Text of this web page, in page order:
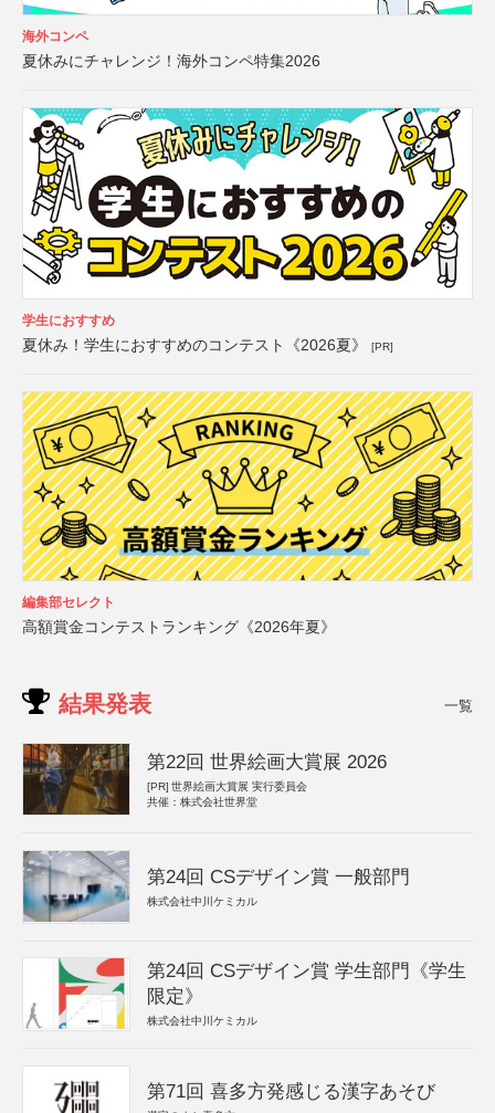
海外コンペ
夏休みにチャレンジ！海外コンペ特集2026
学生におすすめ
夏休み！学生におすすめのコンテスト《2026夏》 [PR]
編集部セレクト
高額賞金コンテストランキング《2026年夏》
結果発表 一覧
第22回 世界絵画大賞展 2026
[PR] 世界絵画大賞展 実行委員会
共催：株式会社世界堂
第24回 CSデザイン賞 一般部門
株式会社中川ケミカル
第24回 CSデザイン賞 学生部門《学生
限定》
株式会社中川ケミカル
第71回 喜多方発感じる漢字あそび